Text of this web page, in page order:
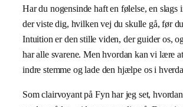
Har du nogensinde haft en følelse, en slags
der viste dig, hvilken vej du skulle gå, før
Intuition er den stille viden, der guider os,
har alle svarene. Men hvordan kan vi lære
indre stemme og lade den hjælpe os i
Som clairvoyant på Fyn har jeg set,